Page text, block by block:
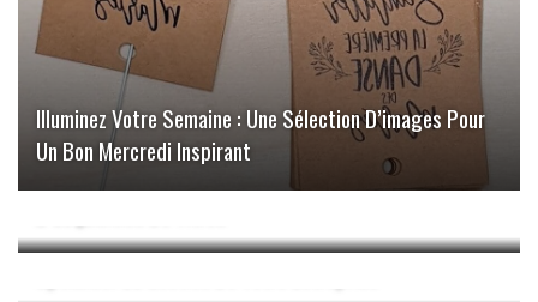
Illuminez Votre Semaine : Une Sélection D’images Pour
Un Bon Mercredi Inspirant
Comment Optimiser L’amortissement Des Frais
Comment Utiliser Efficacement Le Logiciel Raptr Pour